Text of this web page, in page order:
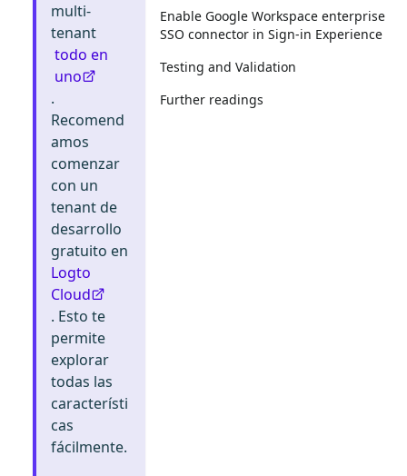
multi-
tenant
todo en
uno
.
Recomend
amos
comenzar
con un
tenant de
desarrollo
gratuito en
Logto
Cloud
. Esto te
permite
explorar
todas las
característi
cas
fácilmente.
Enable Google Workspace enterprise
SSO connector in Sign-in Experience
Testing and Validation
Further readings